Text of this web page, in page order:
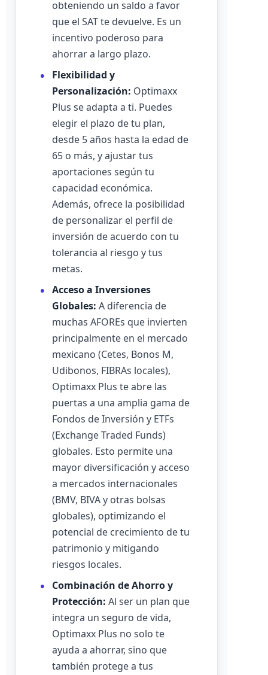
obteniendo un saldo a favor
que el SAT te devuelve. Es un
incentivo poderoso para
ahorrar a largo plazo.
Flexibilidad y
Personalización: Optimaxx
Plus se adapta a ti. Puedes
elegir el plazo de tu plan,
desde 5 años hasta la edad de
65 o más, y ajustar tus
aportaciones según tu
capacidad económica.
Además, ofrece la posibilidad
de personalizar el perfil de
inversión de acuerdo con tu
tolerancia al riesgo y tus
metas.
Acceso a Inversiones
Globales: A diferencia de
muchas AFOREs que invierten
principalmente en el mercado
mexicano (Cetes, Bonos M,
Udibonos, FIBRAs locales),
Optimaxx Plus te abre las
puertas a una amplia gama de
Fondos de Inversión y ETFs
(Exchange Traded Funds)
globales. Esto permite una
mayor diversificación y acceso
a mercados internacionales
(BMV, BIVA y otras bolsas
globales), optimizando el
potencial de crecimiento de tu
patrimonio y mitigando
riesgos locales.
Combinación de Ahorro y
Protección: Al ser un plan que
integra un seguro de vida,
Optimaxx Plus no solo te
ayuda a ahorrar, sino que
también protege a tus